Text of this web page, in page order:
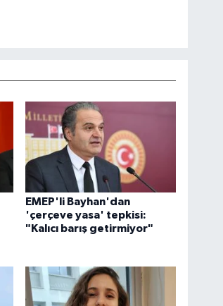
EMEP'li Bayhan'dan
'çerçeve yasa' tepkisi:
"Kalıcı barış getirmiyor"